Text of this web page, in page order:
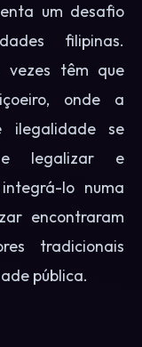
um desafio
filipinas.
vezes têm que
onde a
ilegalidade se
legalizar e
lo numa
encontraram
tradicionais
pública.